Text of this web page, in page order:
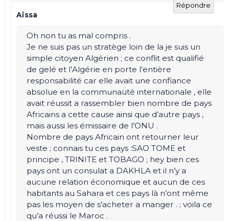
Répondre
Aïssa
Oh non tu as mal compris .
Je ne suis pas un stratège loin de la je suis un
simple citoyen Algérien ; ce conflit est qualifié
de gelé et l’Algérie en porte l’entière
responsabilité car elle avait une confiance
absolue en la communauté internationale , elle
avait réussit a rassembler bien nombre de pays
Africains a cette cause ainsi que d’autre pays ,
mais aussi les émissaire de l’ONU .
Nombre de pays Africain ont retourner leur
veste ; connais tu ces pays :SAO TOME et
principe , TRINITE et TOBAGO ; hey bien ces
pays ont un consulat a DAKHLA et il n’y a
aucune relation économique et aucun de ces
habitants au Sahara et ces pays là n’ont même
pas les moyen de s’acheter a manger . ; voila ce
qu’a réussi le Maroc .